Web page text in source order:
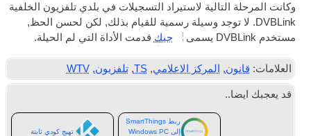
وكانت المرحلة التالية لاستيراد التسجيلات في بلديتلفزيون الخلفية
DVBLink. لا توجد وسيلة رسمية للقيام بذلك, لكن لحسن الحظ,
مستخدم DVBLink يسمى
جيك قدمت الأداة التي لم الحيلة.
العلامات: قانون, المركز الاعلامي,
TS
,تلفزيون,
WTV
قد يعجبك ايضا..
تهيج كودي ثابتة
ربط SmartThings
إلى Windows PC